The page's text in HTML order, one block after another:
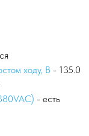
ходу, В - 135.0
- есть